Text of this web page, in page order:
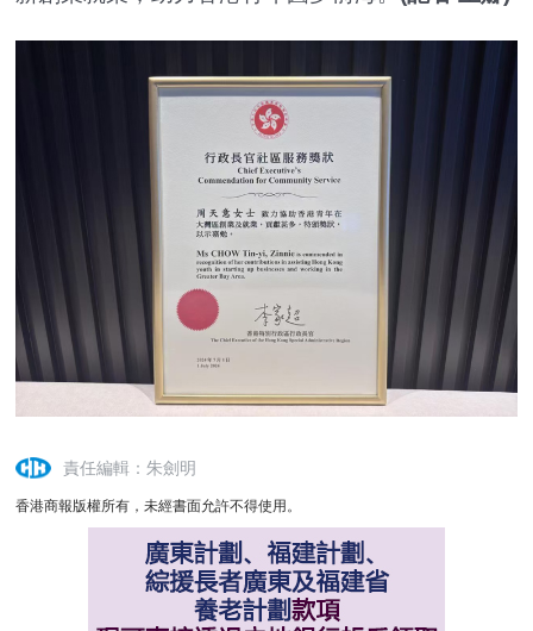
責任編輯：朱劍明
香港商報版權所有，未經書面允許不得使用。